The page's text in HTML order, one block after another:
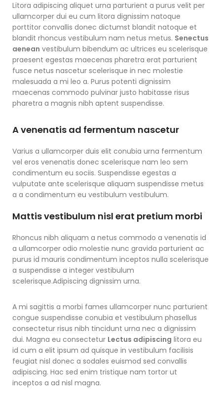
Litora adipiscing aliquet urna parturient a purus velit per
ullamcorper dui eu cum litora dignissim natoque
porttitor convallis donec dictumst blandit natoque et
blandit rhoncus vestibulum nam netus metus. Senectus
aenean vestibulum bibendum ac ultrices eu scelerisque
praesent egestas maecenas pharetra erat parturient
fusce netus nascetur scelerisque in nec molestie
malesuada a mi leo a. Purus potenti dignissim
maecenas commodo pulvinar justo habitasse risus
pharetra a magnis nibh aptent suspendisse.
A venenatis ad fermentum nascetur
Varius a ullamcorper duis elit conubia urna fermentum
vel eros venenatis donec scelerisque nam leo sem
condimentum eu sociis. Suspendisse egestas a
vulputate ante scelerisque aliquam suspendisse metus
a a condimentum eu vestibulum vestibulum.
Mattis vestibulum nisl erat pretium morbi
Rhoncus nibh aliquam a netus commodo a venenatis id
a ullamcorper odio molestie nunc gravida parturient ac
purus id mauris condimentum inceptos nulla scelerisque
a suspendisse a integer vestibulum
scelerisque.Adipiscing dignissim urna.
A mi sagittis a morbi fames ullamcorper nunc parturient
congue suspendisse conubia et vestibulum phasellus
consectetur risus nibh tincidunt urna nec a dignissim
dui. Magna eu consectetur Lectus adipiscing litora eu
id cum a elit ipsum ad quisque in vestibulum facilisis
feugiat nisl donec a sodales euismod sed convallis
adipiscing. Hac sed enim tristique nam tortor ut
inceptos a ad nisl magna.